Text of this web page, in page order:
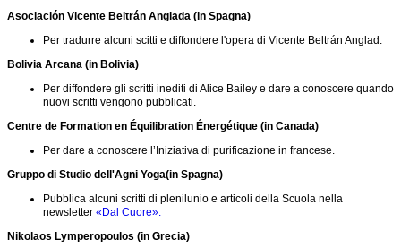
Altre
del
sono
Studi
Esoterici?
Collaborazione
intergruppo
Comprendere
ritmo
della
Scuola
Donazioni
Asociación Vicente Beltrán Anglada (in Spagna)
Per tradurre alcuni scitti e diffondere l'opera di Vicente Beltrán Anglad.
Bolivia Arcana (in Bolivia)
Per diffondere gli scritti inediti di Alice Bailey e dare a conoscere quando
nuovi scritti vengono pubblicati.
Centre de Formation en Équilibration Énergétique (in Canada)
Per dare a conoscere l’Iniziativa di purificazione in francese.
Gruppo di Studio dell'Agni Yoga(in Spagna)
Pubblica alcuni scritti di plenilunio e articoli della Scuola nella
newsletter «Dal Cuore».
Nikolaos Lymperopoulos (in Grecia)